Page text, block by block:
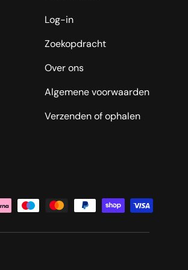
Log-in
Zoekopdracht
Over ons
Algemene voorwaarden
Verzenden of ophalen